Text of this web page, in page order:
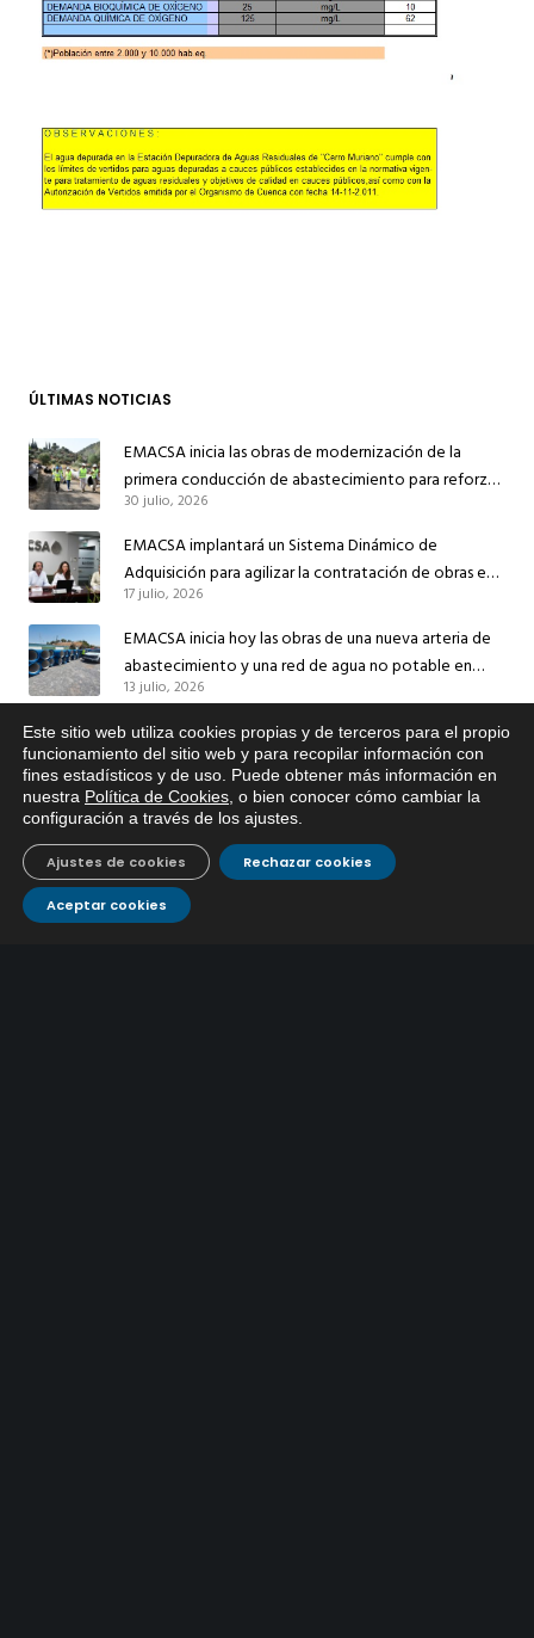
ÚLTIMAS NOTICIAS
EMACSA inicia las obras de modernización de la
primera conducción de abastecimiento para reforzar
el suministro de agua de Córdoba
30 julio, 2026
EMACSA implantará un Sistema Dinámico de
Adquisición para agilizar la contratación de obras en
sus redes e instalaciones
17 julio, 2026
EMACSA inicia hoy las obras de una nueva arteria de
abastecimiento y una red de agua no potable en
Ingeniero Ruiz de Azúa
13 julio, 2026
Caracterización ZA Córdoba Red Quemadas- 1ª Sem
2026
9 julio, 2026
Caracterización ZA Córdoba Red Carrera Caballo-1º
Sem 2026
9 julio, 2026
Caracterización ZA Medina Azahara-1º Sem 2026
Este sitio web utiliza cookies propias y de terceros para el propio
funcionamiento del sitio web y para recopilar información con
fines estadísticos y de uso. Puede obtener más información en
nuestra Política de Cookies , o bien conocer cómo cambiar la
configuración a través de los ajustes
Aceptar cookies
Rechazar cookies
Ajustes de cookies
Si tiene cualquier duda sobre
EMACSA, haga click abajo.